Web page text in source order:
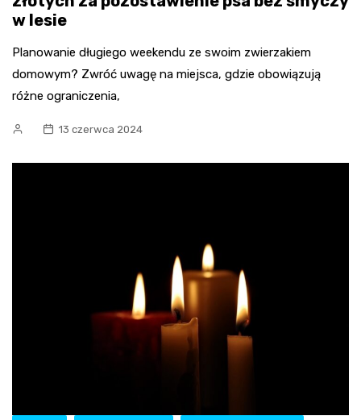
w lesie
Planowanie długiego weekendu ze swoim zwierzakiem
domowym? Zwróć uwagę na miejsca, gdzie obowiązują
różne ograniczenia,
13 czerwca 2024